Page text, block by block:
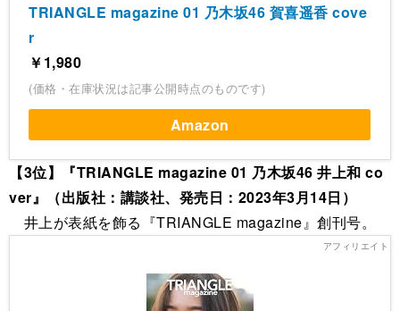
TRIANGLE magazine 01 乃木坂46 賀喜遥香 cove
r
￥1,980
(価格・在庫状況は記事公開時点のものです)
Amazon
【3位】『TRIANGLE magazine 01 乃木坂46 井上和 co
ver』（出版社：講談社、発売日：2023年3月14日）
井上が表紙を飾る『TRIANGLE magazine』創刊号。